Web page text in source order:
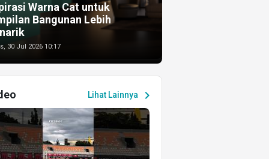
Warna Cat untuk
Bangunan Lebih
30 Jul 2026 10:17
Lihat Lainnya chevron_right